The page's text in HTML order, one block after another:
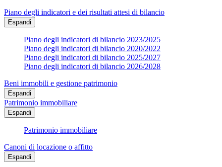
Piano degli indicatori e dei risultati attesi di bilancio
Espandi
Piano degli indicatori di bilancio 2023/2025
Piano degli indicatori di bilancio 2020/2022
Piano degli indicatori di bilancio 2025/2027
Piano degli indicatori di bilancio 2026/2028
Beni immobili e gestione patrimonio
Espandi
Patrimonio immobiliare
Espandi
Patrimonio immobiliare
Canoni di locazione o affitto
Espandi